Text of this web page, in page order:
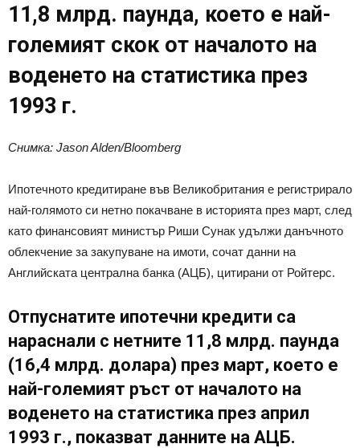
11,8 млрд. паунда, което е най-
големият скок от началото на
воденето на статистика през
1993 г.
Снимка: Jason Alden/Bloomberg
Ипотечното кредитиране във Великобритания е регистрирало
най-голямото си нетно покачване в историята през март, след
като финансовият министър Риши Сунак удължи данъчното
облекчение за закупуване на имоти, сочат данни на
Английската централна банка (АЦБ), цитирани от Ройтерс.
Отпуснатите ипотечни кредити са
нараснали с нетните 11,8 млрд. паунда
(16,4 млрд. долара) през март, което е
най-големият ръст от началото на
воденето на статистика през април
1993 г., показват данните на АЦБ.